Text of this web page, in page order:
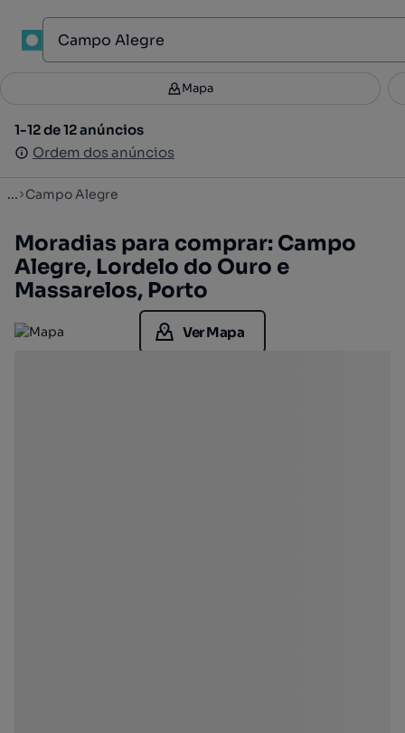
Filtros 2
1-12 de 12 anúncios
Ordem dos anúncios
Mapa
1-12 de 12 anúncios
Ordem dos anúncios
... Campo Alegre
Moradias para comprar: Campo
Alegre, Lordelo do Ouro e
Massarelos, Porto
Ver Mapa